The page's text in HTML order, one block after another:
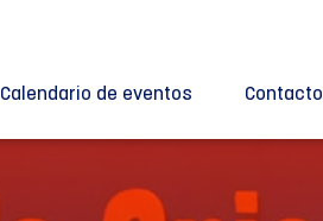
Calendario de eventos Contacto